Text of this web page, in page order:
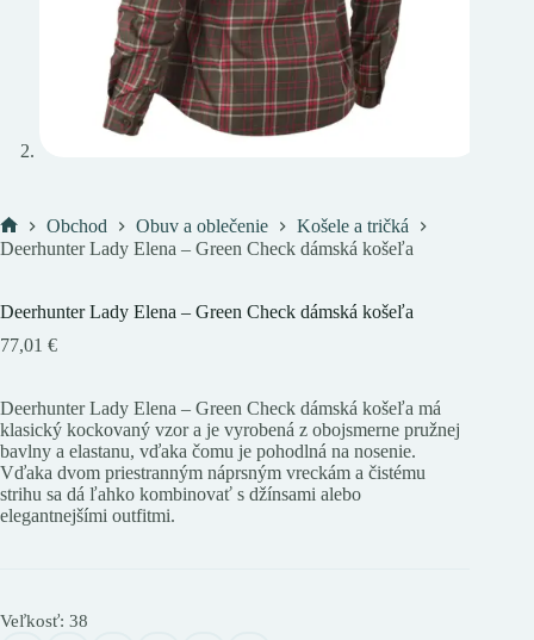
Domov
Obchod Obuv a oblečenie
Košele a tričká
Deerhunter Lady Elena – Green Check dámská košeľa
Deerhunter Lady Elena – Green Check dámská košeľa
77,01 €
Deerhunter Lady Elena – Green Check dámská košeľa má
klasický kockovaný vzor a je vyrobená z obojsmerne pružnej
bavlny a elastanu, vďaka čomu je pohodlná na nosenie.
Vďaka dvom priestranným náprsným vreckám a čistému
strihu sa dá ľahko kombinovať s džínsami alebo
elegantnejšími outfitmi.
Veľkosť: 38